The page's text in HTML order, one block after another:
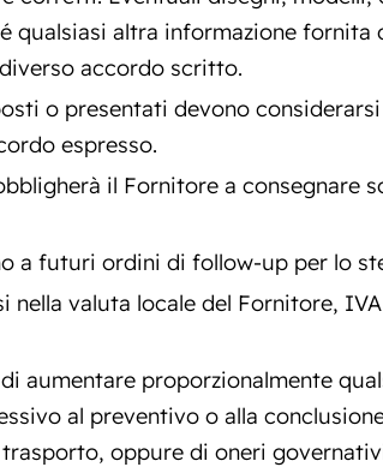
qualsiasi altra informazione
accordo scritto.
o presentati devono
espresso.
il Fornitore a
a futuri ordini di follow-up per lo
nella valuta locale del Fornitore,
aumentare proporzionalmente
al preventivo o alla
oppure di oneri